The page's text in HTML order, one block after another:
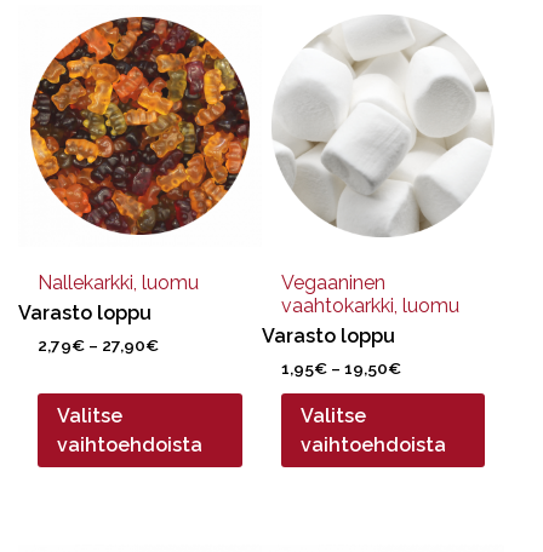
Nallekarkki, luomu
Varasto loppu
2,79€ – 27,90€Hintaluokka:
-
Valitse
vaihtoehdoista
tuotteella
useampi
muunnelma.
Voit
tehdä
valinnat
sivulla.
Vegaaninen
vaahtokarkki, luomu
Varasto loppu
1,95€ – 19,50€Hintaluokka:
1,95€
19,50€
Valitse
vaihtoehdoista
tuotteella
useampi
muunnelma.
Voit
tehdä
valinnat
sivulla.